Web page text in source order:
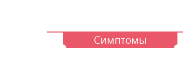
Симптомы